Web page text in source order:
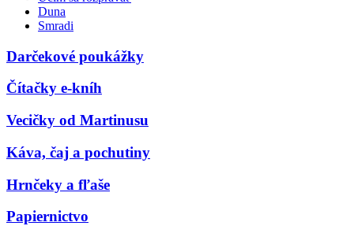
Duna
Smradi
Darčekové poukážky
Čítačky e-kníh
Vecičky od Martinusu
Káva, čaj a pochutiny
Hrnčeky a fľaše
Papiernictvo